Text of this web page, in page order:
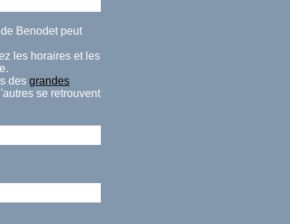
Benodet peut
les horaires et les
des grandes
se retrouvent